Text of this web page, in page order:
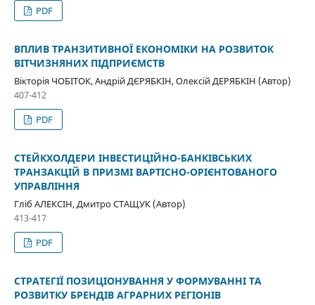
PDF
ВПЛИВ ТРАНЗИТИВНОЇ ЕКОНОМІКИ НА РОЗВИТОК
ВІТЧИЗНЯНИХ ПІДПРИЄМСТВ
Вікторія ЧОБІТОК, Андрій ДЄРЯБКІН, Олексій ДЕРЯБКІН (Автор)
407-412
PDF
СТЕЙКХОЛДЕРИ ІНВЕСТИЦІЙНО-БАНКІВСЬКИХ
ТРАНЗАКЦІЙ В ПРИЗМІ ВАРТІСНО-ОРІЄНТОВАНОГО
УПРАВЛІННЯ
Гліб АЛЕКСІН, Дмитро СТАЩУК (Автор)
413-417
PDF
СТРАТЕГІЇ ПОЗИЦІОНУВАННЯ У ФОРМУВАННІ ТА
РОЗВИТКУ БРЕНДІВ АГРАРНИХ РЕГІОНІВ